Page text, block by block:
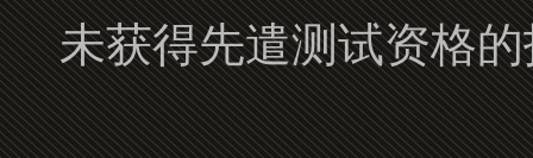
未获得先遣测试资格